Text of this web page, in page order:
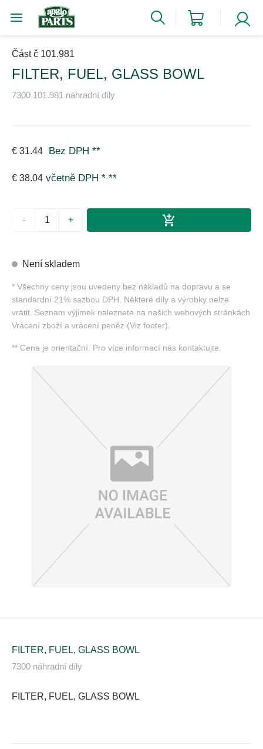
Část č 101.981
FILTER, FUEL, GLASS BOWL
7300 101.981 náhradní díly
€ 31.44 Bez DPH **
€ 38.04 včetně DPH * **
- +
Není skladem
* Všechny ceny jsou uvedeny bez nákladů na dopravu a se
standardní 21% sazbou DPH. Některé díly a výrobky nelze
vrátit. Seznam výjimek naleznete na našich webových stránkách
Vrácení zboží a vrácení peněz (Viz footer).
** Cena je orientační. Pro více informací nás kontaktujte.
FILTER, FUEL, GLASS BOWL
7300 náhradní díly
FILTER, FUEL, GLASS BOWL